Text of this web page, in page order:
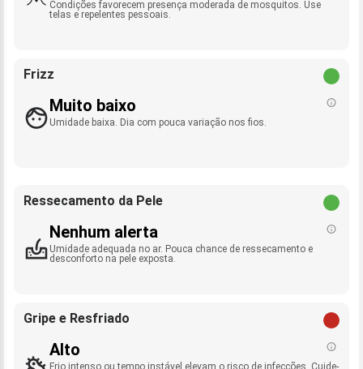
Condições favorecem presença moderada de mosquitos. Use
telas e repelentes pessoais.
Frizz
Muito baixo
Umidade baixa. Dia com pouca variação nos fios.
Ressecamento da Pele
Nenhum alerta
Umidade adequada no ar. Pouca chance de ressecamento e
desconforto na pele exposta.
Gripe e Resfriado
Alto
Frio intenso ou tempo instável elevam o risco de infecções. Cuide-